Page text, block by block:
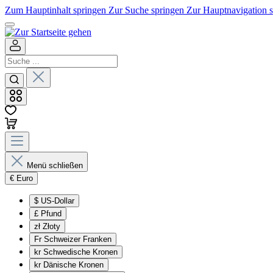
Zum Hauptinhalt springen Zur Suche springen Zur Hauptnavigation
Menü schließen
€ Euro
$ US-Dollar
£ Pfund
zł Złoty
Fr Schweizer Franken
kr Schwedische Kronen
kr Dänische Kronen